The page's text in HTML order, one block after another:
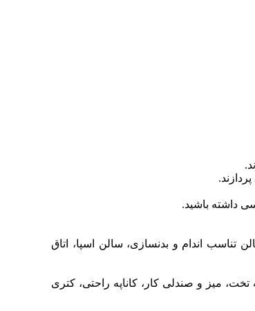
تناسب اندام و بدنسازی، سالن اسپا، اتاق
میز و صندلی کار، کاناپه راحتی، کتری